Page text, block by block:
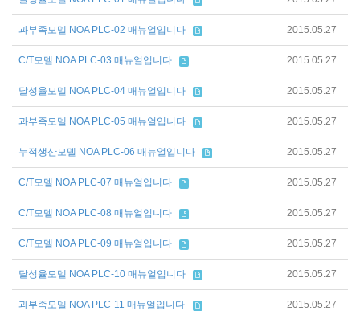
과부족모델 NOA PLC-02 매뉴얼입니다 2015.05.27
C/T모델 NOA PLC-03 매뉴얼입니다 2015.05.27
달성율모델 NOA PLC-04 매뉴얼입니다 2015.05.27
과부족모델 NOA PLC-05 매뉴얼입니다 2015.05.27
누적생산모델 NOA PLC-06 매뉴얼입니다 2015.05.27
C/T모델 NOA PLC-07 매뉴얼입니다 2015.05.27
C/T모델 NOA PLC-08 매뉴얼입니다 2015.05.27
C/T모델 NOA PLC-09 매뉴얼입니다 2015.05.27
달성율모델 NOA PLC-10 매뉴얼입니다 2015.05.27
과부족모델 NOA PLC-11 매뉴얼입니다 2015.05.27